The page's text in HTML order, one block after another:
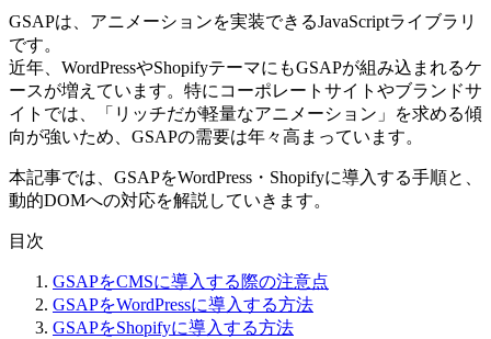
GSAPは、アニメーションを実装できるJavaScriptライブラリ
です。
近年、WordPressやShopifyテーマにもGSAPが組み込まれるケ
ースが増えています。特にコーポレートサイトやブランドサ
イトでは、「リッチだが軽量なアニメーション」を求める傾
向が強いため、GSAPの需要は年々高まっています。
本記事では、GSAPをWordPress・Shopifyに導入する手順と、
動的DOMへの対応を解説していきます。
目次
GSAPをCMSに導入する際の注意点
GSAPをWordPressに導入する方法
GSAPをShopifyに導入する方法